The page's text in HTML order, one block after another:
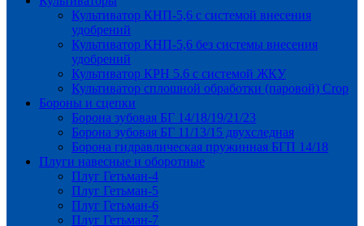
Культиватор КНП-5,6 с системой внесения
удобрений
Культиватор КНП-5,6 без системы внесения
удобрений
Культиватор КРН 5.6 с системой ЖКУ
Культиватор сплошной обработки (паровой) Crop
Бороны и сцепки
Борона зубовая БГ 14/18/19/21/23
Борона зубовая БГ 11/13/15 двухследная
Борона гидравлическая пружинная БГП 14/18
Плуги навесные и оборотные
Плуг Гетьман-4
Плуг Гетьман-5
Плуг Гетьман-6
Плуг Гетьман-7